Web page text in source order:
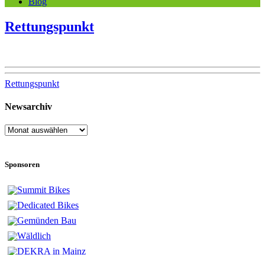
Rettungspunkt
Beitragsnavigation
Rettungspunkt
Newsarchiv
Newsarchiv
Sponsoren